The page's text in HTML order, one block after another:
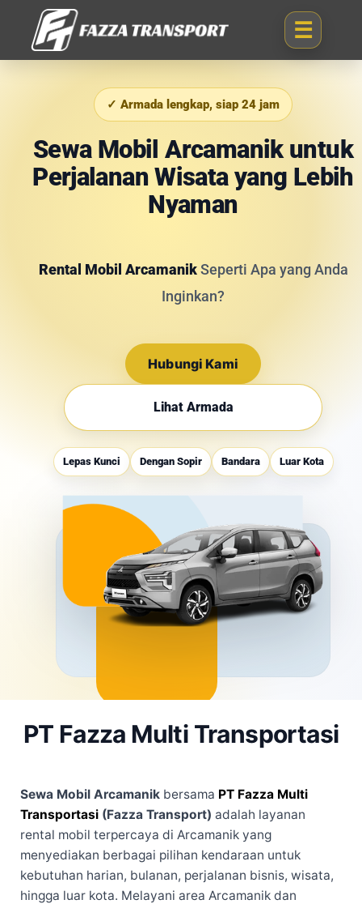
✓ Armada lengkap, siap 24 jam
Sewa Mobil Arcamanik untuk
Perjalanan Wisata yang Lebih
Nyaman
Rental Mobil ArcamanikSeperti Apa yang Anda
Inginkan?
Hubungi Kami
Lihat Armada
Lepas Kunci Dengan Sopir Bandara Luar Kota
PT Fazza Multi Transportasi
Sewa Mobil Arcamanik bersama PT Fazza Multi
Transportasi (Fazza Transport) adalah layanan
rental mobil terpercaya di Arcamanik yang
menyediakan berbagai pilihan kendaraan untuk
kebutuhan harian, bulanan, perjalanan bisnis, wisata,
hingga luar kota. Melayani area Arcamanik dan